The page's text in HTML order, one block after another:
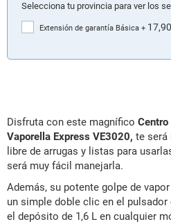
Selecciona tu provincia para ver los
Extensión de garantía Básica +
Disfruta con este magnífico Centro
Vaporella Express VE3020, te será
libre de arrugas y listas para
será muy fácil manejarla.
Además, su potente golpe de
un simple doble clic en el pulsador
el depósito de 1,6 L en cualquier